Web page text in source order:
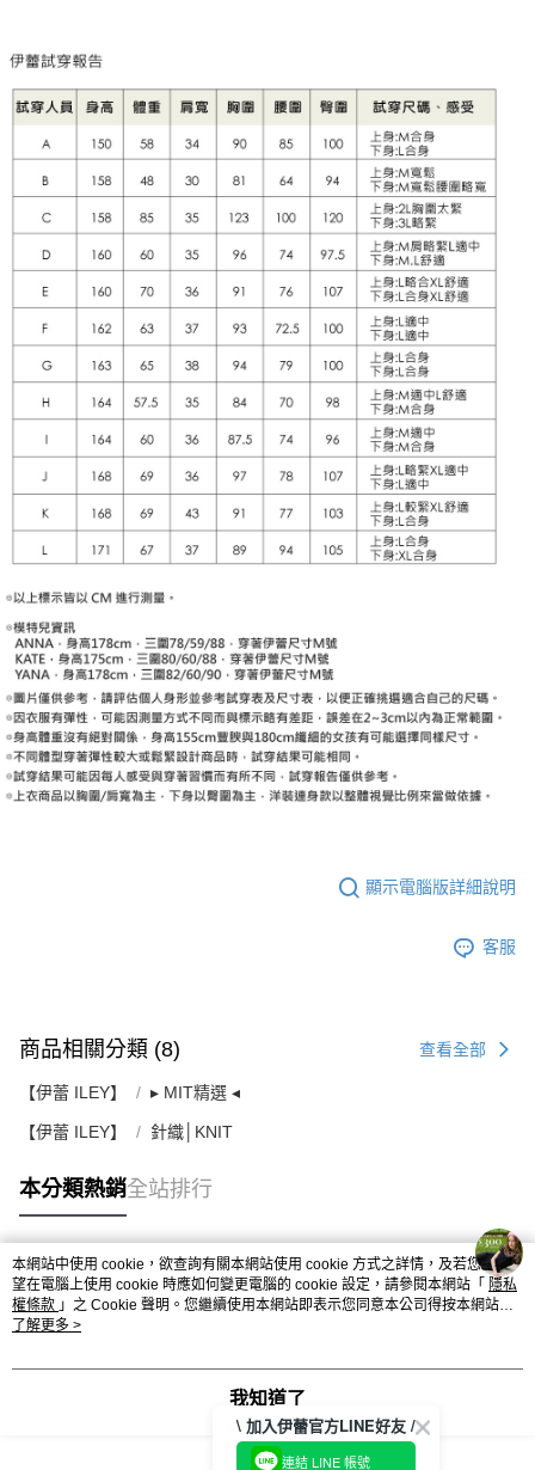
顯示電腦版詳細說明
客服
商品相關分類 (8) 查看全部
【伊蕾 ILEY】 ▸ MIT精選 ◂
【伊蕾 ILEY】 針織│KNIT
本分類熱銷全站排行
熱門標籤
本網站中使用 cookie，欲查詢有關本網站使用 cookie 方式之詳情，及若您不希
望在電腦上使用 cookie 時應如何變更電腦的 cookie 設定，請參閱本網站「 隱私
權條款 」之 Cookie 聲明。您繼續使用本網站即表示您同意本公司得按本網站使
用條款之 Cookie 聲明使用 cookie。
了解更多 >
我知道了
\ 加入伊蕾官方LINE好友 /
連結 LINE 帳號